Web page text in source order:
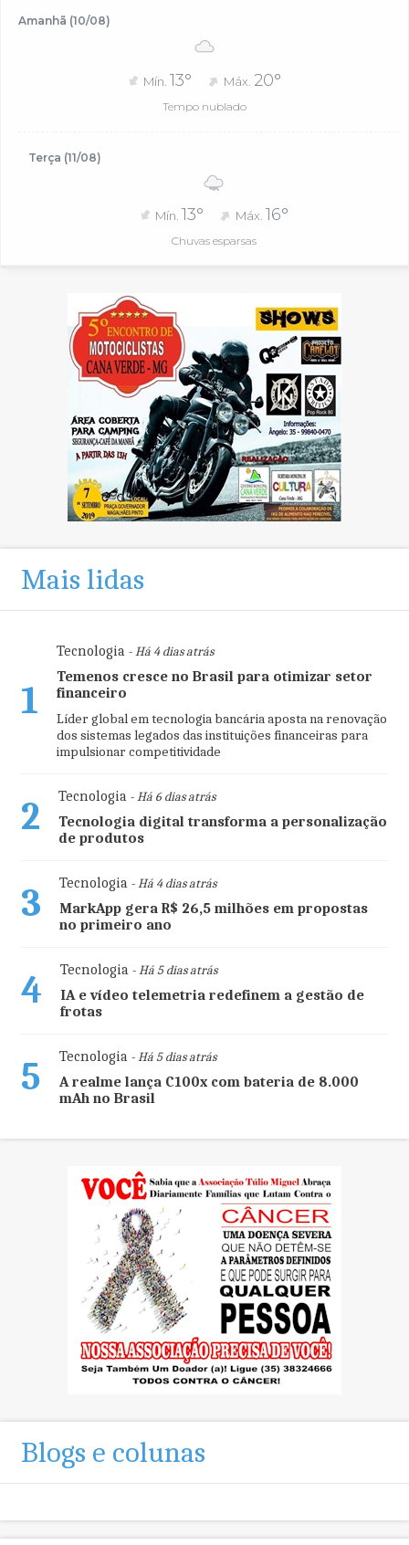
Amanhã (10/08)
Mín. 13° Máx. 20°
Tempo nublado
Terça (11/08)
Mín. 13° Máx. 16°
Chuvas esparsas
Mais lidas
1
Tecnologia- Há 4 dias atrás
Temenos cresce no Brasil para otimizar setor
financeiro
Líder global em tecnologia bancária aposta na renovação
dos sistemas legados das instituições financeiras para
impulsionar competitividade
2 Tecnologia- Há 6 dias atrás
Tecnologia digital transforma a personalização
de produtos
3 Tecnologia- Há 4 dias atrás
MarkApp gera R$ 26,5 milhões em propostas
no primeiro ano
4 Tecnologia- Há 5 dias atrás
IA e vídeo telemetria redefinem a gestão de
frotas
5 Tecnologia- Há 5 dias atrás
A realme lança C100x com bateria de 8.000
mAh no Brasil
Blogs e colunas